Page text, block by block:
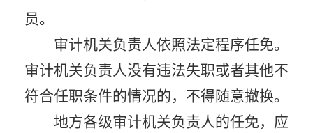
员。
审计机关负责人依照法定程序任免。
审计机关负责人没有违法失职或者其他不
符合任职条件的情况的，不得随意撤换。
地方各级审计机关负责人的任免，应